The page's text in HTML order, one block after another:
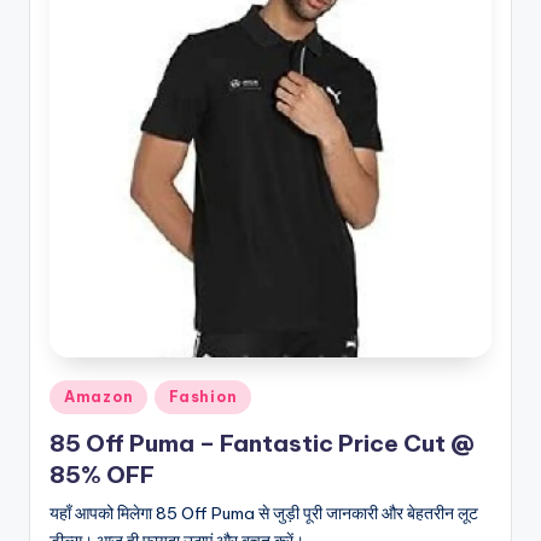
Posted
in
Amazon Fashion
85 Off Puma – Fantastic Price Cut @
85% OFF
यहाँ आपको मिलेगा 85 Off Puma से जुड़ी पूरी जानकारी और बेहतरीन लूट